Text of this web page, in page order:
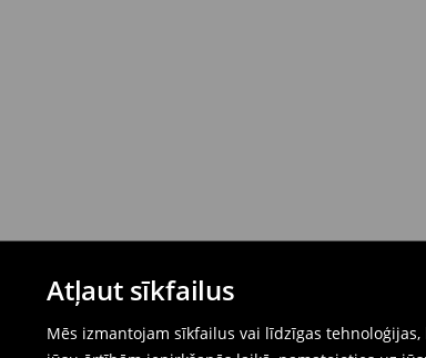
Atļaut sīkfailus
Mēs izmantojam sīkfailus vai līdzīgas